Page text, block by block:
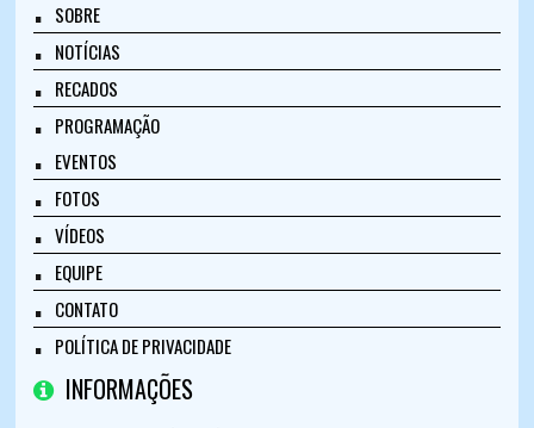
SOBRE
NOTÍCIAS
RECADOS
PROGRAMAÇÃO
EVENTOS
FOTOS
VÍDEOS
EQUIPE
CONTATO
POLÍTICA DE PRIVACIDADE
INFORMAÇÕES